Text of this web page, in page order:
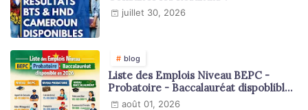
juillet 30, 2026
blog
Liste des Emplois Niveau BEPC -
Probatoire - Baccalauréat dispoblible
en 2026
août 01, 2026